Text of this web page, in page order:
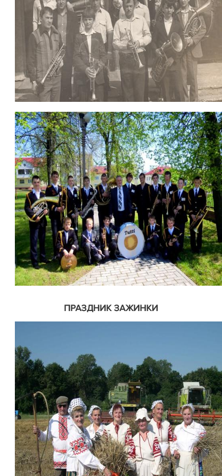
ПРАЗДНИК ЗАЖИНКИ